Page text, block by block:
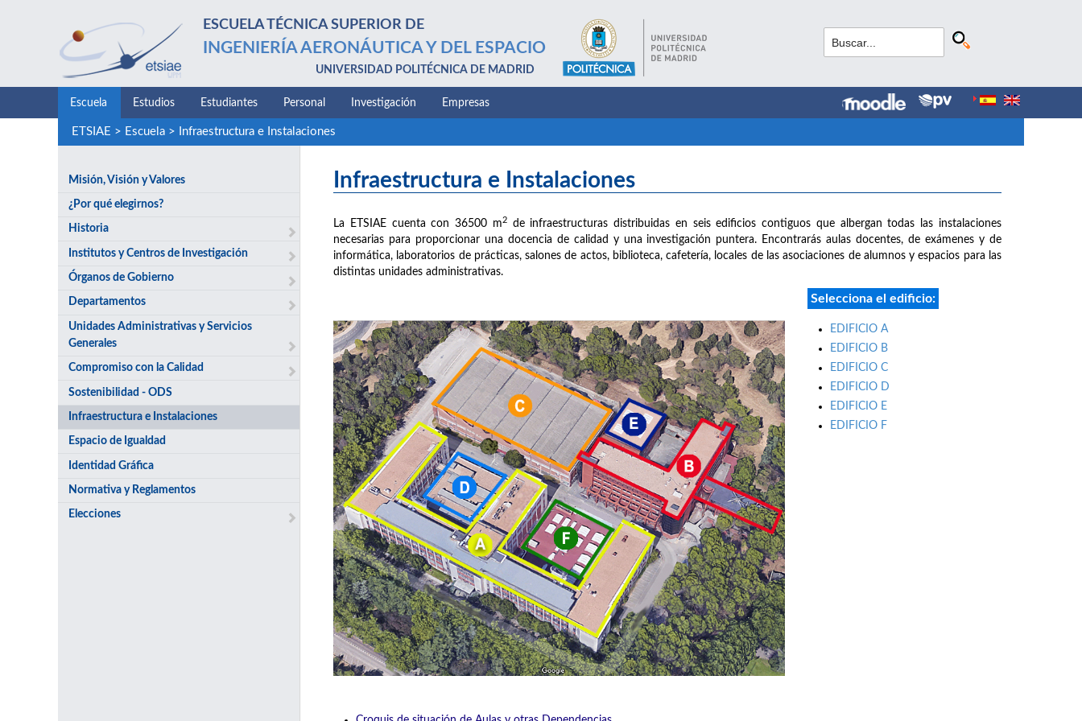
ESCUELA TÉCNICA SUPERIOR DE
INGENIERÍA AERONÁUTICA Y DEL ESPACIO
UNIVERSIDAD POLITÉCNICA DE MADRID
Escuela Estudios Estudiantes Personal Investigación Empresas
ETSIAE > Escuela> Infraestructura e Instalaciones
Misión, Visión y Valores
¿Por qué elegirnos?
Historia
Institutos y Centros de Investigación
Órganos de Gobierno
Departamentos
Unidades Administrativas y Servicios
Generales
Compromiso con la Calidad
Sostenibilidad - ODS
Infraestructura e Instalaciones
Espacio de Igualdad
Identidad Gráfica
Normativa y Reglamentos
Elecciones
Infraestructura e Instalaciones
La ETSIAE cuenta con 36500 m2de infraestructuras distribuidas en seis edificios contiguos que albergan todas las instalaciones
necesarias para proporcionar una docencia de calidad y una investigación puntera. Encontrarás aulas docentes, de exámenes y de
informática, laboratorios de prácticas, salones de actos, biblioteca, cafetería, locales de las asociaciones de alumnos y espacios para las
distintas unidades administrativas.
Selecciona el edificio:
EDIFICIO A
EDIFICIO B
EDIFICIO C
EDIFICIO D
EDIFICIO E
EDIFICIO F